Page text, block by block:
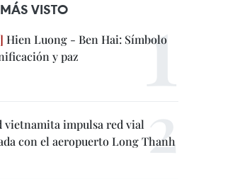
VISTO
Hien Luong - Ben Hai: Símbolo
y paz
vietnamita impulsa red vial
con el aeropuerto Long Thanh